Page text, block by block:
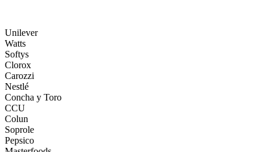
Unilever
Watts
Softys
Clorox
Carozzi
Nestlé
Concha y Toro
CCU
Colun
Soprole
Pepsico